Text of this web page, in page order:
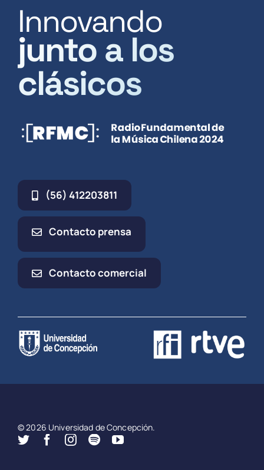
Innovando
junto a los
clásicos
(56) 412203811
Contacto prensa
Contacto comercial
© 2026 Universidad de Concepción.